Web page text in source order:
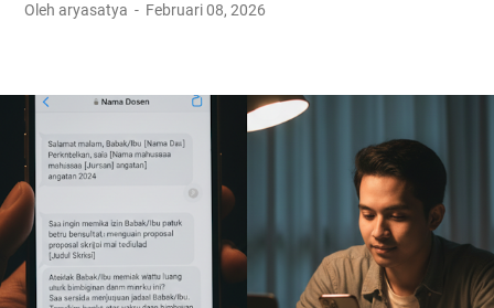
Oleh aryasatya Februari 08, 2026